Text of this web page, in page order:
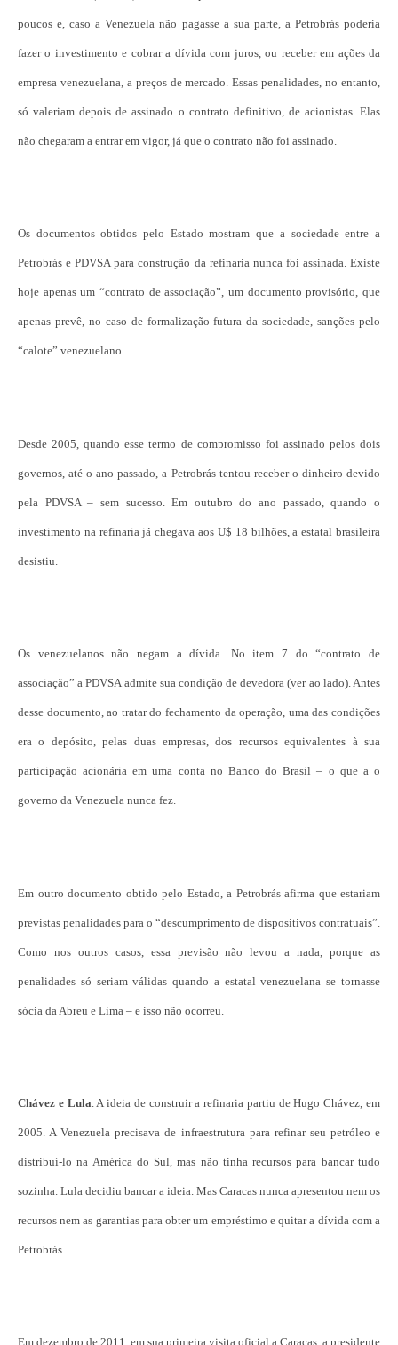
poucos e, caso a Venezuela não pagasse a sua parte, a Petrobrás poderia
fazer o investimento e cobrar a dívida com juros, ou receber em ações da
empresa venezuelana, a preços de mercado. Essas penalidades, no entanto,
só valeriam depois de assinado o contrato definitivo, de acionistas. Elas
não chegaram a entrar em vigor, já que o contrato não foi assinado.
Os documentos obtidos pelo Estado mostram que a sociedade entre a
Petrobrás e PDVSA para construção da refinaria nunca foi assinada. Existe
hoje apenas um “contrato de associação”, um documento provisório, que
apenas prevê, no caso de formalização futura da sociedade, sanções pelo
“calote” venezuelano.
Desde 2005, quando esse termo de compromisso foi assinado pelos dois
governos, até o ano passado, a Petrobrás tentou receber o dinheiro devido
pela PDVSA – sem sucesso. Em outubro do ano passado, quando o
investimento na refinaria já chegava aos U$ 18 bilhões, a estatal brasileira
desistiu.
Os venezuelanos não negam a dívida. No item 7 do “contrato de
associação” a PDVSA admite sua condição de devedora (ver ao lado). Antes
desse documento, ao tratar do fechamento da operação, uma das condições
era o depósito, pelas duas empresas, dos recursos equivalentes à sua
participação acionária em uma conta no Banco do Brasil – o que a o
governo da Venezuela nunca fez.
Em outro documento obtido pelo Estado, a Petrobrás afirma que estariam
previstas penalidades para o “descumprimento de dispositivos contratuais”.
Como nos outros casos, essa previsão não levou a nada, porque as
penalidades só seriam válidas quando a estatal venezuelana se tornasse
sócia da Abreu e Lima – e isso não ocorreu.
Chávez e Lula . A ideia de construir a refinaria partiu de Hugo Chávez, em
2005. A Venezuela precisava de infraestrutura para refinar seu petróleo e
distribuí-lo na América do Sul, mas não tinha recursos para bancar tudo
sozinha. Lula decidiu bancar a ideia. Mas Caracas nunca apresentou nem os
recursos nem as garantias para obter um empréstimo e quitar a dívida com a
Petrobrás.
Em dezembro de 2011, em sua primeira visita oficial a Caracas, a presidente